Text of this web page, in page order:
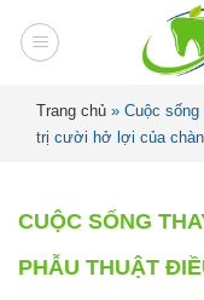
Trang chủ » Cuộc
trị cười hở lợi của
CUỘC SỐNG
PHẪU THUẬT